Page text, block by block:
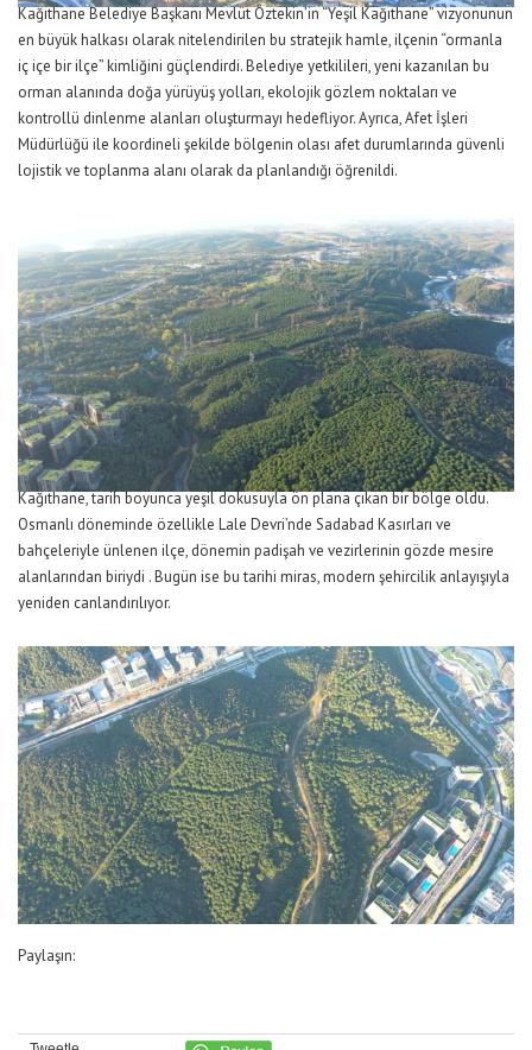
Kağıthane Belediye Başkanı Mevlüt Öztekin’in “Yeşil Kağıthane” vizyonunun
en büyük halkası olarak nitelendirilen bu stratejik hamle, ilçenin “ormanla
iç içe bir ilçe” kimliğini güçlendirdi. Belediye yetkilileri, yeni kazanılan bu
orman alanında doğa yürüyüş yolları, ekolojik gözlem noktaları ve
kontrollü dinlenme alanları oluşturmayı hedefliyor. Ayrıca, Afet İşleri
Müdürlüğü ile koordineli şekilde bölgenin olası afet durumlarında güvenli
lojistik ve toplanma alanı olarak da planlandığı öğrenildi.
Kağıthane, tarih boyunca yeşil dokusuyla ön plana çıkan bir bölge oldu.
Osmanlı döneminde özellikle Lale Devri’nde Sadabad Kasırları ve
bahçeleriyle ünlenen ilçe, dönemin padişah ve vezirlerinin gözde mesire
alanlarından biriydi . Bugün ise bu tarihi miras, modern şehircilik anlayışıyla
yeniden canlandırılıyor.
Paylaşın: